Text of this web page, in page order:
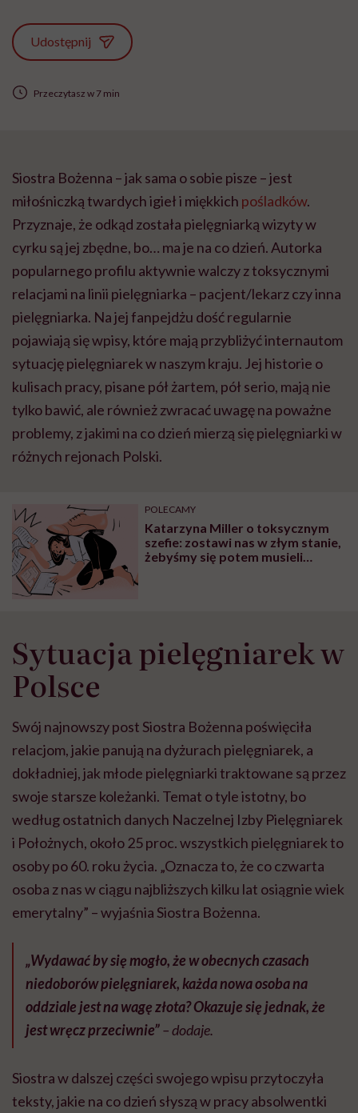
Udostępnij
Przeczytasz w 7 min
Siostra Bożenna – jak sama o sobie pisze – jest
miłośniczką twardych igieł i miękkich pośladków.
Przyznaje, że odkąd została pielęgniarką wizyty w
cyrku są jej zbędne, bo… ma je na co dzień. Autorka
popularnego profilu aktywnie walczy z toksycznymi
relacjami na linii pielęgniarka – pacjent/lekarz czy inna
pielęgniarka. Na jej fanpejdżu dość regularnie
pojawiają się wpisy, które mają przybliżyć internautom
sytuację pielęgniarek w naszym kraju. Jej historie o
kulisach pracy, pisane pół żartem, pół serio, mają nie
tylko bawić, ale również zwracać uwagę na poważne
problemy, z jakimi na co dzień mierzą się pielęgniarki w
różnych rejonach Polski.
POLECAMY
Katarzyna Miller o toksycznym
szefie: zostawi nas w złym stanie,
żebyśmy się potem musieli
Sytuacja pielęgniarek w
Polsce
Swój najnowszy post Siostra Bożenna poświęciła
relacjom, jakie panują na dyżurach pielęgniarek, a
dokładniej, jak młode pielęgniarki traktowane są przez
swoje starsze koleżanki. Temat o tyle istotny, bo
według ostatnich danych Naczelnej Izby Pielęgniarek
i Położnych, około 25 proc. wszystkich pielęgniarek to
osoby po 60. roku życia. „Oznacza to, że co czwarta
osoba z nas w ciągu najbliższych kilku lat osiągnie wiek
emerytalny” – wyjaśnia Siostra Bożenna.
„Wydawać by się mogło, że w obecnych czasach
niedoborów pielęgniarek, każda nowa osoba na
oddziale jest na wagę złota? Okazuje się jednak, że
jest wręcz przeciwnie”– dodaje.
Siostra w dalszej części swojego wpisu przytoczyła
teksty, jakie na co dzień słyszą w pracy absolwentki